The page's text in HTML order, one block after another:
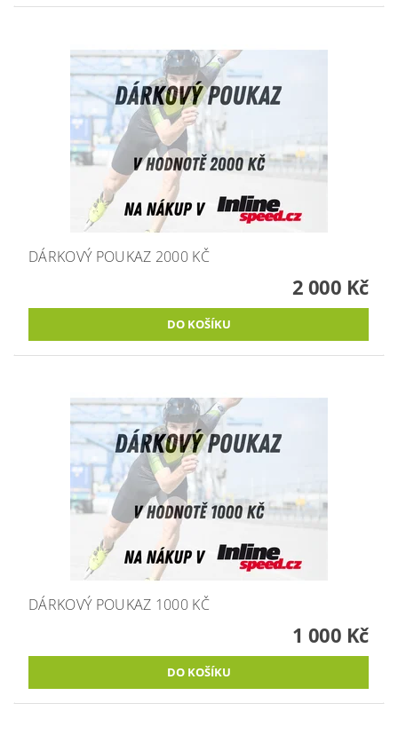
DÁRKOVÝ POUKAZ 2000 KČ
2 000 Kč
DÁRKOVÝ POUKAZ 1000 KČ
1 000 Kč